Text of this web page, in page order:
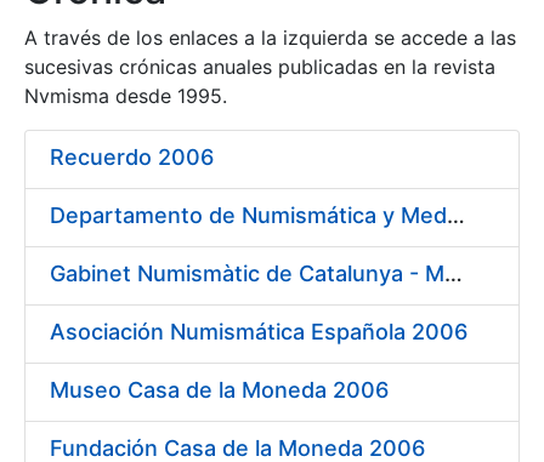
Mostrar/Ocultar
Mostrar/Ocultar
A través de los enlaces a la izquierda se accede a las
sucesivas crónicas anuales publicadas en la revista
Nvmisma desde 1995.
Recuerdo 2006
Departamento de Numismática y Medallística Museo Arqueológico Nacional 2006
Gabinet Numismàtic de Catalunya - MNAC 2006
Asociación Numismática Española 2006
Museo Casa de la Moneda 2006
Fundación Casa de la Moneda 2006